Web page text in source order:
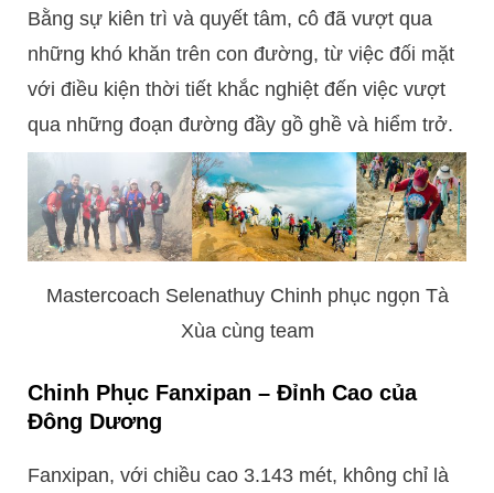
Bằng sự kiên trì và quyết tâm, cô đã vượt qua
những khó khăn trên con đường, từ việc đối mặt
với điều kiện thời tiết khắc nghiệt đến việc vượt
qua những đoạn đường đầy gồ ghề và hiểm trở.
Mastercoach Selenathuy Chinh phục ngọn Tà
Xùa cùng team
Chinh Phục Fanxipan – Đỉnh Cao của
Đông Dương
Fanxipan, với chiều cao 3.143 mét, không chỉ là